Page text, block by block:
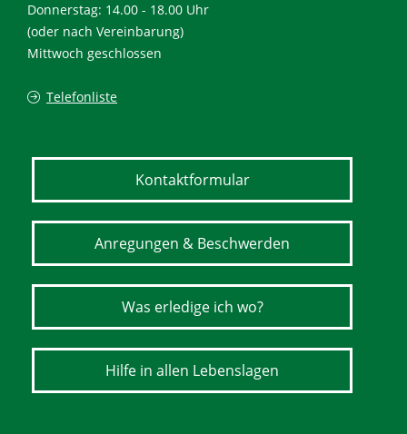
Donnerstag: 14.00 - 18.00 Uhr
(oder nach Vereinbarung)
Mittwoch geschlossen
Telefonliste
Kontaktformular
Anregungen & Beschwerden
Was erledige ich wo?
Hilfe in allen Lebenslagen